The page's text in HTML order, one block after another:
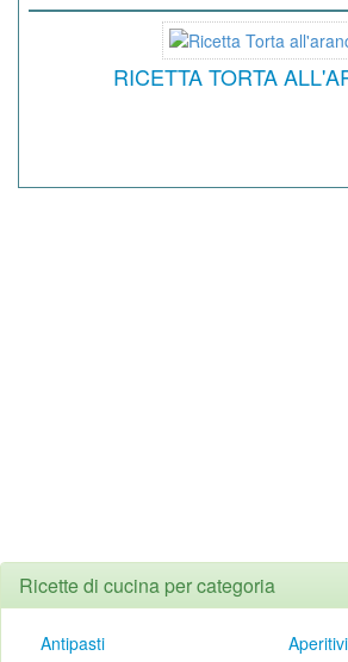
RICETTA TORTA
Ricette di cucina per categoria
Antipasti